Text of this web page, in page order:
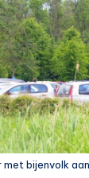
met bijenvolk